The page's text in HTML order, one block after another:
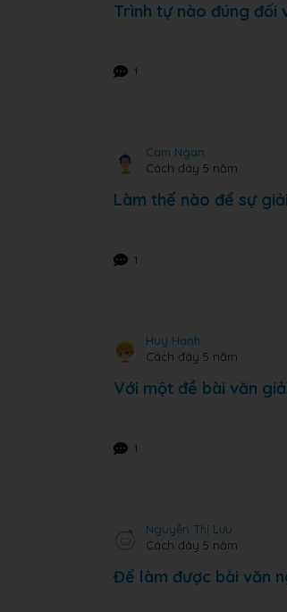
Trình tự nào đúng đối
1
Cam Ngan
Cách đây 5 năm
Làm thế nào để sự
1
Huy Hạnh
Cách đây 5 năm
Với một đề bài văn
1
Nguyễn Thị Lưu
Cách đây 5 năm
Để làm được bài văn